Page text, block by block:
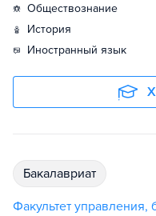
обществознание
история
иностранный язык
бакалавриат
Факультет